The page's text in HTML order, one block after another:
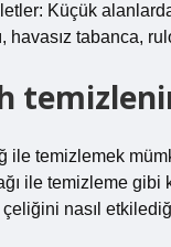
Küçük
tabanca,
ile temizlemek
ile temizleme
çeliğini nasıl